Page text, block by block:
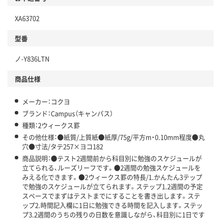
XA63702
型番
ノ-Y836LTN
商品仕様
メーカー：コクヨ
ブランド：Campus（キャンパス）
種類：2ウィークス罫
その他仕様：●紙質/上質紙●紙厚/75g/平方m・0.10mm程度●丸
穴●寸法/タテ257×ヨコ182
商品説明：●テスト2週間前から科目別に勉強のスケジュールが
立てられる、ルーズリーフです。●2週間の勉強スケジュールを
みえる化できます。●2ウィークス罫の特長/1.かんたん3テップ
で勉強のスケジュールが立てられます。ステップ1.2週間の予定
スペースでまずはテストまでにすることを書き出します。ステ
ップ2.時間記入欄に1日に勉強できる時間を記入します。ステッ
プ3.2週間のうちの残りの日数を意識しながら、科目別に1日です